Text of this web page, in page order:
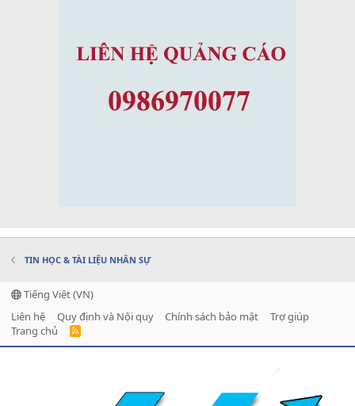
TIN HỌC & TÀI LIỆU NHÂN SỰ
Tiếng Việt (VN)
Liên hệ
Quy định và Nội quy Chính sách bảo mật
Trợ giúp
Trang chủ
R